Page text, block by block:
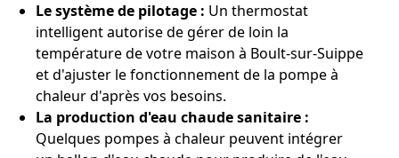
Le système de pilotage : Un thermostat
intelligent autorise de gérer de loin la
température de votre maison à Boult-sur-Suippe
et d'ajuster le fonctionnement de la pompe à
chaleur d'après vos besoins.
La production d'eau chaude sanitaire :
Quelques pompes à chaleur peuvent intégrer